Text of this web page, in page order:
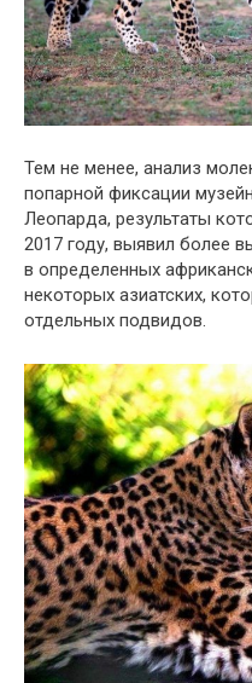
Тем не менее, анализ
попарной фиксации
Леопарда, результаты
2017 году, выявил более
в определенных
некоторых азиатских,
отдельных подвидов.